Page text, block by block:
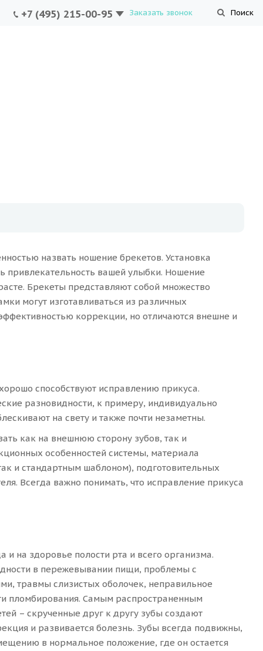
Поиск
+7 (495) 215-00-95 Заказать звонок
назвать ношение брекетов. Установка
привлекательность вашей улыбки. Ношение
Брекеты представляют собой множество
могут изготавливаться из различных
коррекции, но отличаются внешне и
способствуют исправлению прикуса.
разновидности, к примеру, индивидуально
на свету и также почти незаметны.
как на внешнюю сторону зубов, так и
особенностей системы, материала
и стандартным шаблоном), подготовительных
Всегда важно понимать, что исправление прикуса
на здоровье полости рта и всего организма.
в пережевывании пищи, проблемы с
травмы слизистых оболочек, неправильное
пломбирования. Самым распространенным
– скрученные друг к другу зубы создают
и развивается болезнь. Зубы всегда подвижны,
в нормальное положение, где он остается